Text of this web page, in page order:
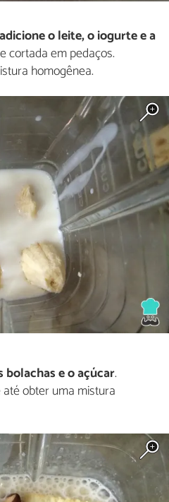
adicione o leite, o iogurte e a
cortada em pedaços.
homogênea.
bolachas e o açúcar.
obter uma mistura